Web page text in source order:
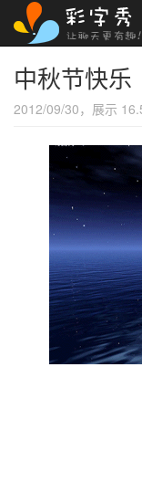
中秋节快乐
2012/09/30，展示